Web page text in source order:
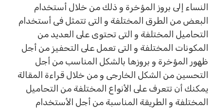
النساء إلى بروز المؤخرة و ذلك من خلال أستخدام
البعض من الطرق المختلفة و التى تتمثل فى أستخدام
التحاميل المختلفة و التى تحتوى على العديد من
المكونات المختلفة و التى تعمل على التحفيز من أجل
ظهور المؤخرة و بروزها بالشكل المناسب من أجل
التحسين من الشكل الخارجى و من خلال قراءة المقالة
يمكنك أن تتعرف على الأنواع المختلفة من التحاميل
المختلفة و الطريقة المناسبة من أجل الأستخدام